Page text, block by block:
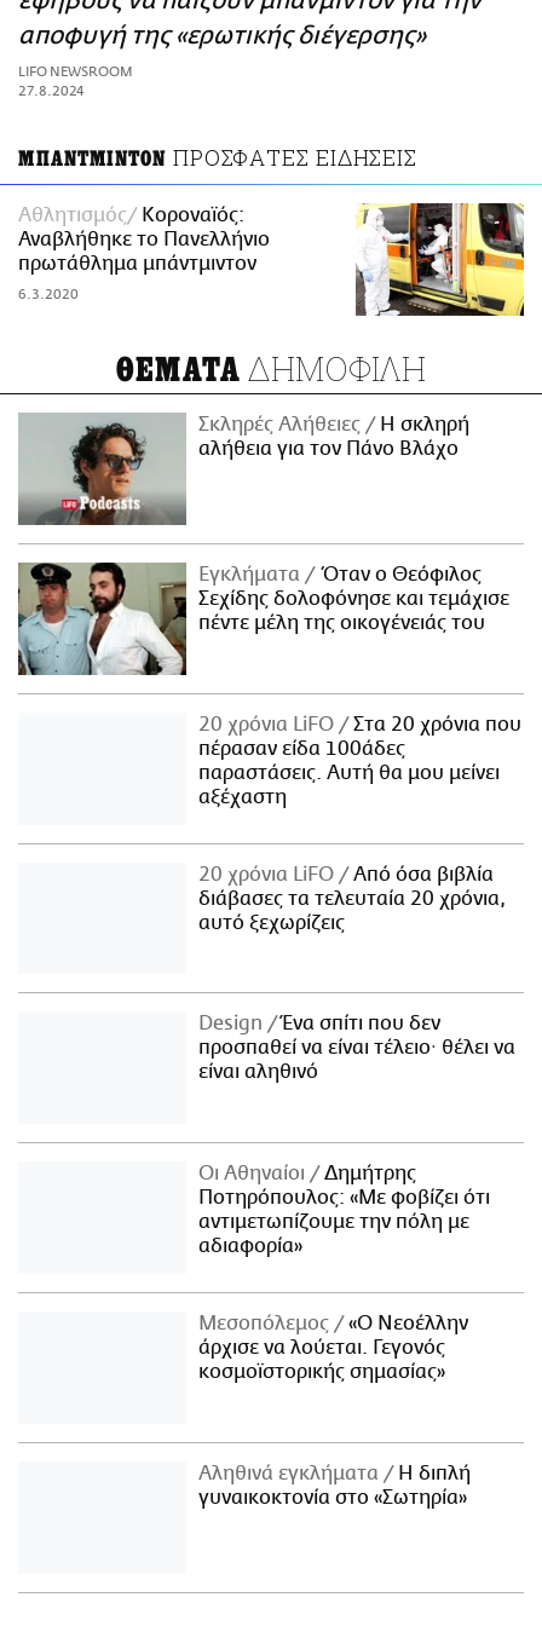
ΑΜΠΑ
PRINT
αποφυγή της «ερωτικής διέγερσης»
LIFO NEWSROOM
27.8.2024
ΜΠΑΝΤΜΙΝΤΟΝ ΠΡΟΣΦΑΤΕΣ ΕΙΔΗΣΕΙΣ
Αθλητισμός
Kοροναϊός:
Αναβλήθηκε το Πανελλήνιο
πρωτάθλημα μπάντμιντον
6.3.2020
ΘΕΜΑΤΑ ΔΗΜΟΦΙΛΗ
Σκληρές Αλήθειες
H σκληρή
αλήθεια για τον Πάνο Βλάχο
Εγκλήματα
Όταν ο Θεόφιλος
Σεχίδης δολοφόνησε και τεμάχισε
πέντε μέλη της οικογένειάς του
20 χρόνια LiFO
Στα 20 χρόνια που
πέρασαν είδα 100άδες
παραστάσεις. Αυτή θα μου μείνει
αξέχαστη
20 χρόνια LiFO
Από όσα βιβλία
διάβασες τα τελευταία 20 χρόνια,
αυτό ξεχωρίζεις
Design
Ένα σπίτι που δεν
προσπαθεί να είναι τέλειο· θέλει να
είναι αληθινό
Οι Αθηναίοι
Δημήτρης
Ποτηρόπουλος: «Με φοβίζει ότι
αντιμετωπίζουμε την πόλη με
αδιαφορία»
Μεσοπόλεμος
«Ο Νεοέλλην
άρχισε να λούεται. Γεγονός
κοσμοϊστορικής σημασίας»
Αληθινά εγκλήματα
Η διπλή
γυναικοκτονία στο «Σωτηρία»